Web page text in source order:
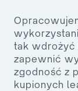
tak wdrożyć
zapewnić
zgodność z
kupionych